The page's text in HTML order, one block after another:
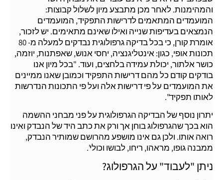
והמהימנות. לאחר מכן מתבצע מיון לשלול קבוצות:
המועמדים המתאמים לדרישות התפקיד, המועמדים
הנמצאים בעדיפות שנייה ואילו שאינם מתאימים. יש לזכור,
אומרת קורן, כי בכל בדיקה גרפולוגית נבדקים למעלה מ- 80
תכונות אופי, כגון: אינטליגנציה, יחסי אנוש, שאפתנות, יוזמה,
כושר אלתור, יכולת עמידה בלחצים, ועוד. "בכל מיון אנו
בודקים קודם כל מהם דרישות התפקיד וכמובן שאנו ממיינים
את המועמדים על פי דרישות אלה ועל פי התכונות הנדרשות
לאותו תפקיד".
יתרון נוסף של הבדיקה הגרפולוגית על פני מבחני ההשמה
הוא בכך שהגרפולוג בוחן אך ורק את כתב היד של הנבדק ואינו
רואה אותו. ולכן גם אינו מושפע מהרושם שמותיר הנבדק,
ממבנה גופו, מראהו, ריחו, לבושו וכולי'.
ניתן "לעבוד" על הגרפולוג?